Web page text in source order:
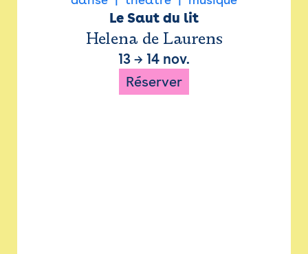
Le Saut du lit
Helena de Laurens
13 → 14 nov.
Réserver